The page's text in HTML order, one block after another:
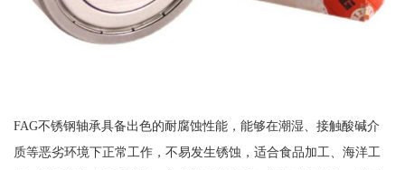
FAG不锈钢轴承具备出色的耐腐蚀性能，能够在潮湿、接触酸碱介
质等恶劣环境下正常工作，不易发生锈蚀，适合食品加工、海洋工